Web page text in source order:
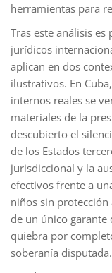
herramientas para
Tras este análisis
jurídicos
aplican en dos
ilustrativos. En
internos reales se
materiales de la
descubierto el
de los Estados
jurisdiccional y la
efectivos frente a
niños sin
de un único
quiebra por
soberanía disputada.